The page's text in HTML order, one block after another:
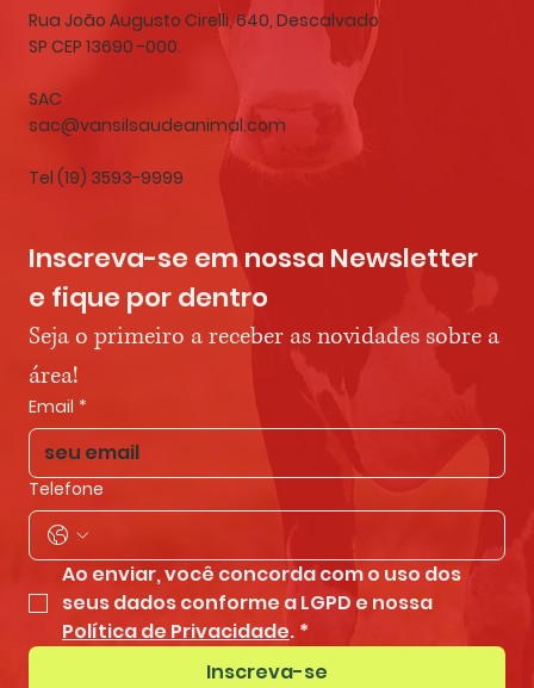
Rua João Augusto Cirelli, 640, Descalvado
SP CEP 13690 -000.
SAC
sac@vansilsaudeanimal.com
Tel (19) 3593-9999
Inscreva-se em nossa Newsletter
e fique por dentro
Seja o primeiro a receber as novidades sobre a
área!
Email *
Telefone
Ao enviar, você concorda com o uso dos
Política de Privacidade. *
Inscreva-se